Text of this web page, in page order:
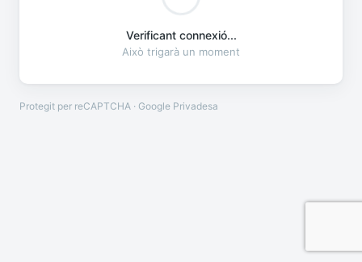
Verificant connexió...
Això trigarà un moment
Protegit per reCAPTCHA · Google Privadesa